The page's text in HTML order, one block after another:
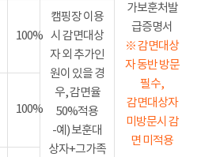
가보훈처발
급증명서
※ 감면대상
자 동반 방문
필수,
감면대상자
미방문시 감
면 미적용
100%
캠핑장 이용
시 감면대상
자 외 추가인
원이 있을 경
우, 감면율
50%적용
-예) 보훈대
상자+그가족
100%